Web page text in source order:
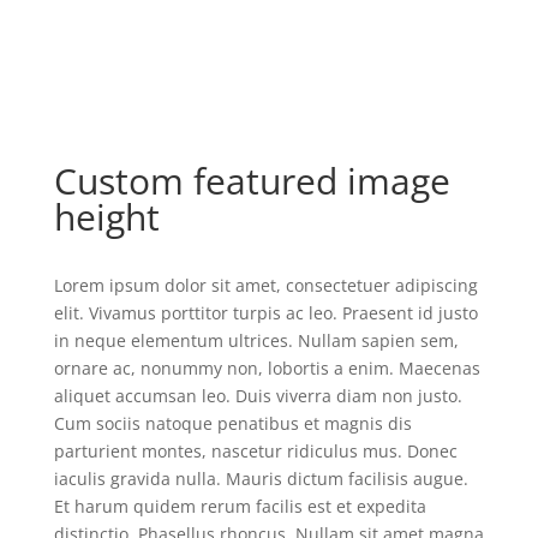
Custom featured image
height
Lorem ipsum dolor sit amet, consectetuer adipiscing
elit. Vivamus porttitor turpis ac leo. Praesent id justo
in neque elementum ultrices. Nullam sapien sem,
ornare ac, nonummy non, lobortis a enim. Maecenas
aliquet accumsan leo. Duis viverra diam non justo.
Cum sociis natoque penatibus et magnis dis
parturient montes, nascetur ridiculus mus. Donec
iaculis gravida nulla. Mauris dictum facilisis augue.
Et harum quidem rerum facilis est et expedita